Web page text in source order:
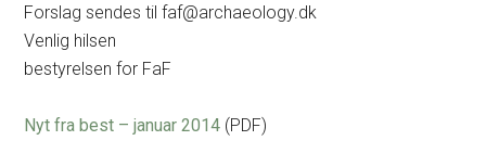
Forslag sendes til faf@archaeology.dk
Venlig hilsen
bestyrelsen for FaF
Nyt fra best – januar 2014 (PDF)